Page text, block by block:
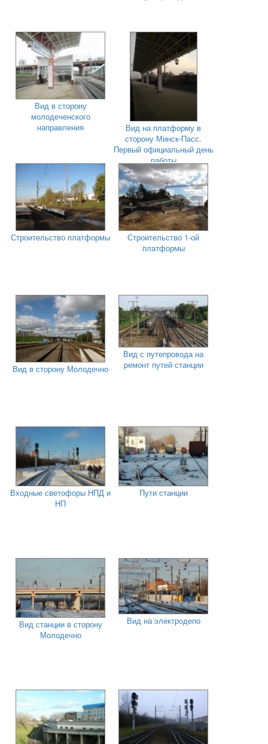
Вид в сторону
молодеченского
направления
Вид на платформу в
сторону Минск-Пасс.
Первый официальный день
работы
Строительство платформы
Строительство 1-ой
платформы
Вид в сторону Молодечно
Вид с путепровода на
ремонт путей станции
Входные светофоры НПД и
НП
Пути станции
Вид станции в сторону
Молодечно
Вид на электродепо